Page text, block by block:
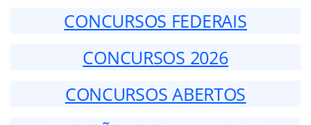
CONCURSOS FEDERAIS
CONCURSOS 2026
CONCURSOS ABERTOS